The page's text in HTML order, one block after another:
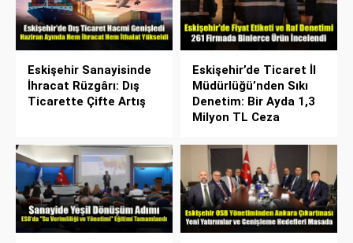
Eskişehir Sanayisinde
İhracat Rüzgârı: Dış
Ticarette Çifte Artış
Eskişehir’de Ticaret İl
Müdürlüğü’nden Sıkı
Denetim: Bir Ayda 1,3
Milyon TL Ceza